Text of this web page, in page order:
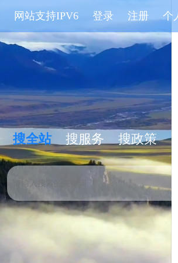
网站支持IPV6 登录 注册 个
搜全站 搜服务 搜政策